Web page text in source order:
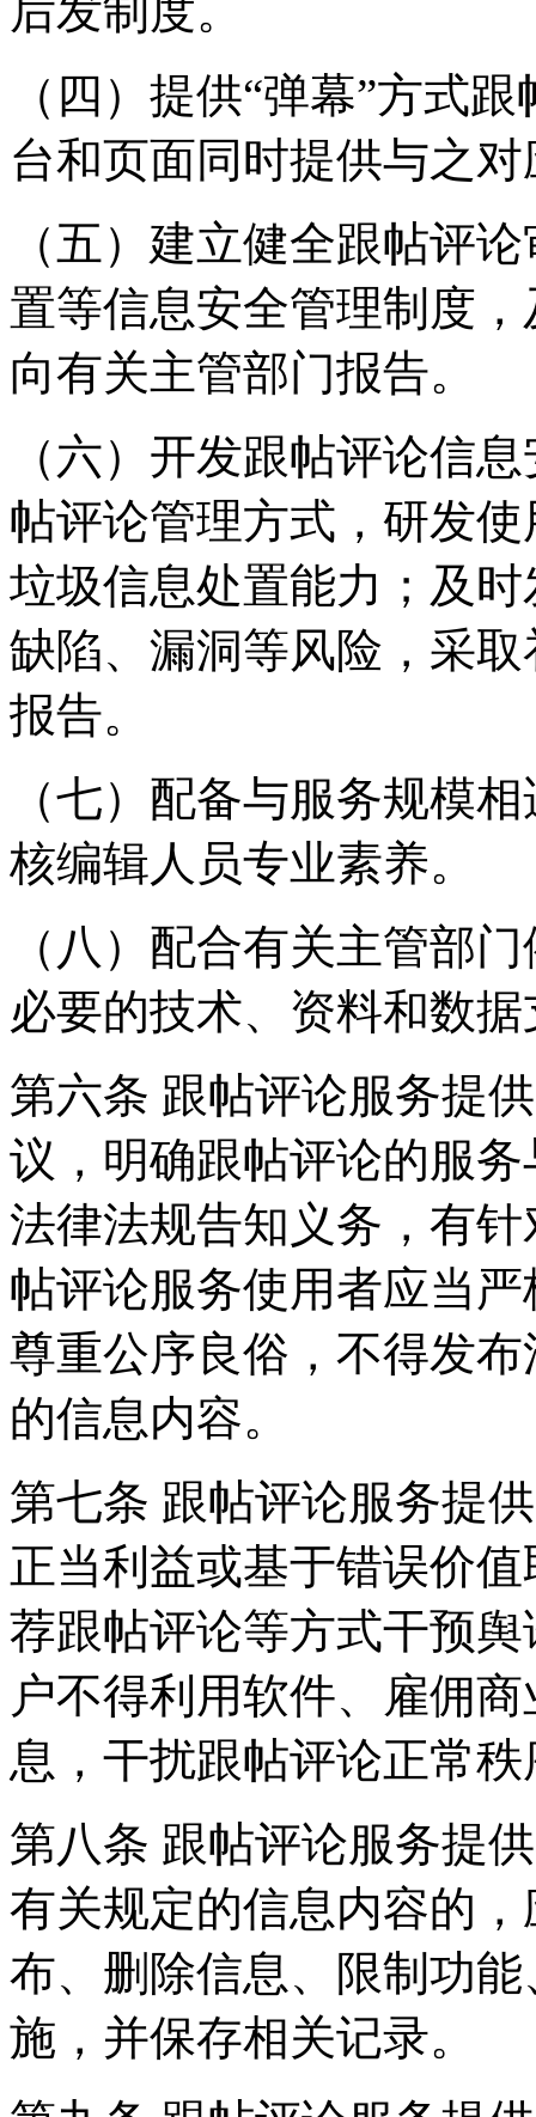
后发制度。
（四）提供“弹幕”方式
台和页面同时提供与之
（五）建立健全跟帖评
置等信息安全管理制度
向有关主管部门报告。
（六）开发跟帖评论信
帖评论管理方式，研发
垃圾信息处置能力；及
缺陷、漏洞等风险，采
报告。
（七）配备与服务规模
核编辑人员专业素养。
（八）配合有关主管部
必要的技术、资料和数
第六条 跟帖评论服务提
议，明确跟帖评论的服
法律法规告知义务，有
帖评论服务使用者应当
尊重公序良俗，不得发
的信息内容。
第七条 跟帖评论服务提
正当利益或基于错误价
荐跟帖评论等方式干预
户不得利用软件、雇佣
息，干扰跟帖评论正常
第八条 跟帖评论服务提
有关规定的信息内容的
布、删除信息、限制功
施，并保存相关记录。